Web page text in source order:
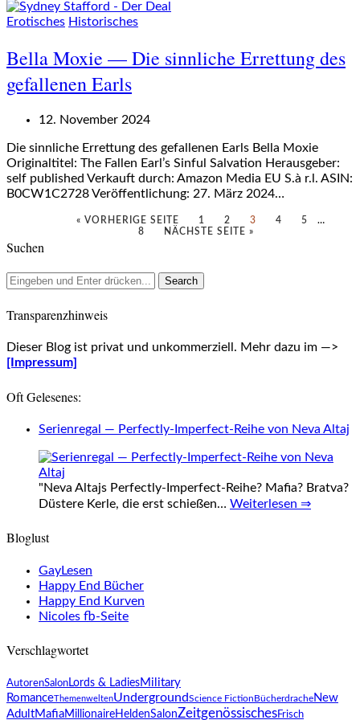
Erotisches Historisches
Bella Moxie — Die sinnliche Errettung des
gefallenen Earls
12. November 2024
Die sinnliche Errettung des gefallenen Earls Bella Moxie
Originaltitel: The Fallen Earl’s Sinful Salvation Herausgeber:
self published Verkauft durch: Amazon Media EU S.à r.l. ASIN:
B0CW1C2728 Veröffentlichung: 27. März 2024…
« VORHERIGE SEITE 1 2 3 4 5
…
8
NÄCHSTE SEITE »
Suchen
Transparenzhinweis
Dieser Blog ist privat und unkommerziell. Mehr dazu im —>
[Impressum]
Oft Gelesenes:
Serienregal — Perfectly-Imperfect-Reihe von Neva Altaj
"Neva Altajs Perfectly-Imperfect-Reihe? Mafia? Bratva?
Düstere Kerle, die erst schießen… Weiterlesen ⇒
Bloglust
GayLesen
Happy End Bücher
Happy End Kurven
Nicoles fb-Seite
Verschlagwortet
AutorenSalonLords & LadiesMilitary
RomanceThemenweltenUndergroundScience Fiction BücherdracheNew
AdultMafiaMillionaireHeldenSalonZeitgenössischesFrisch